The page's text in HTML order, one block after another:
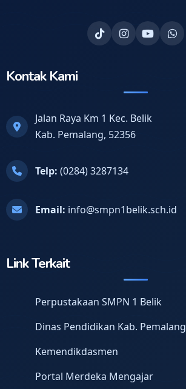
Kontak Kami
Jalan Raya Km 1 Kec. Belik
Kab. Pemalang, 52356
Telp: (0284) 3287134
Email: info@smpn1belik.sch.id
Link Terkait
Perpustakaan SMPN 1 Belik
Dinas Pendidikan Kab. Pemalang
Kemendikdasmen
Portal Merdeka Mengajar